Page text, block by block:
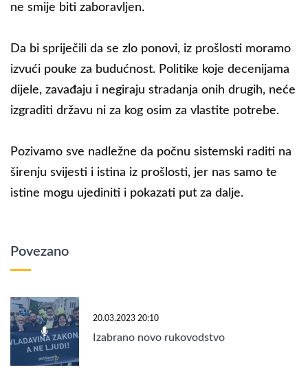
ne smije biti zaboravljen.
Da bi spriječili da se zlo ponovi, iz prošlosti moramo
izvući pouke za budućnost. Politike koje decenijama
dijele, zavađaju i negiraju stradanja onih drugih, neće
izgraditi državu ni za kog osim za vlastite potrebe.
Pozivamo sve nadležne da počnu sistemski raditi na
širenju svijesti i istina iz prošlosti, jer nas samo te
istine mogu ujediniti i pokazati put za dalje.
Povezano
20.03.2023 20:10
Izabrano novo rukovodstvo